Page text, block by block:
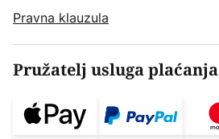
Pravna klauzula
Pružatelj usluga plaćanja